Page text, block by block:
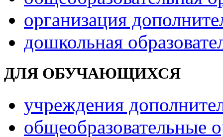
организация
дошкольная
ДЛЯ ОБУЧАЮЩИХСЯ
учреждения
общеобразовательные